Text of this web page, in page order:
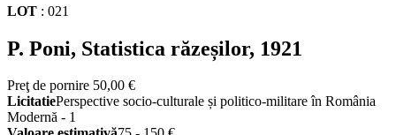
LOT : 021
P. Poni, Statistica răzeșilor, 1921
Preţ de pornire 50,00 €
LicitatiePerspective socio-culturale și politico-militare în România
Modernă - 1